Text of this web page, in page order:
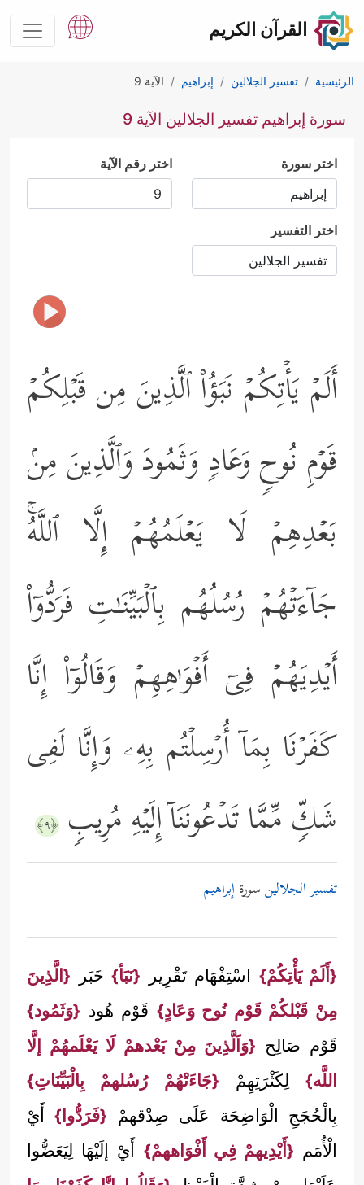
القرآن الكريم
الرئيسية تفسير الجلالين إبراهيم الآية 9
سورة إبراهيم تفسير الجلالين الآية 9
اختر سورة اختر رقم الآية
اختر التفسير
أَلَمۡ یَأۡتِكُمۡ نَبَؤُاْ ٱلَّذِینَ مِن قَبۡلِكُمۡ
قَوۡمِ نُوحࣲ وَعَادࣲ وَثَمُودَ وَٱلَّذِینَ مِنۢ
بَعۡدِهِمۡ لَا یَعۡلَمُهُمۡ إِلَّا ٱللَّهُۚ
جَاۤءَتۡهُمۡ رُسُلُهُم بِٱلۡبَیِّنَـٰتِ فَرَدُّوۤاْ
أَیۡدِیَهُمۡ فِیۤ أَفۡوَ ٰ⁠هِهِمۡ وَقَالُوۤاْ إِنَّا
كَفَرۡنَا بِمَاۤ أُرۡسِلۡتُم بِهِۦ وَإِنَّا لَفِی
شَكࣲّ مِّمَّا تَدۡعُونَنَاۤ إِلَیۡهِ مُرِیبࣲ ﴿٩﴾
تفسير الجلالينسورة إبراهيم
{أَلَمْ يَأْتِكُمْ} اسْتِفْهَام تَقْرِير {نَبَأ} خَبَر {الَّذِينَ
مِنْ قَبْلكُمْ قَوْم نُوح وَعَادٍ} قَوْم هُود {وَثَمُود}
قَوْم صَالِح {وَاَلَّذِينَ مِنْ بَعْدهمْ لَا يَعْلَمهُمْ إلَّا
اللَّه} لِكَثْرَتِهِمْ {جَاءَتْهُمْ رُسُلهمْ بِالْبَيِّنَاتِ}
بِالْحُجَجِ الْوَاضِحَة عَلَى صِدْقهمْ {فَرَدُّوا}أَيْ
الْأُمَم {أَيْدِيهمْ فِي أَفْوَاههمْ} أَيْ إلَيْهَا لِيَعَضُّوا